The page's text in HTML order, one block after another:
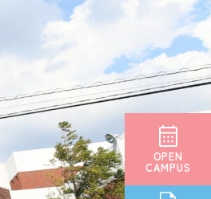
OPEN
CAMPUS